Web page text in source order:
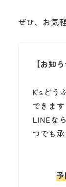
ぜひ、お気
【お知ら
K'sどう
できます
LINEな
つでも